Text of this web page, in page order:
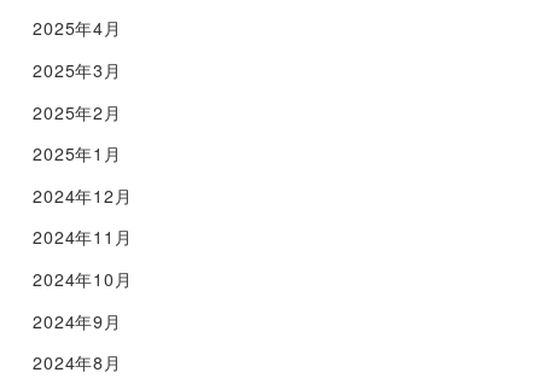
2025年4月
2025年3月
2025年2月
2025年1月
2024年12月
2024年11月
2024年10月
2024年9月
2024年8月